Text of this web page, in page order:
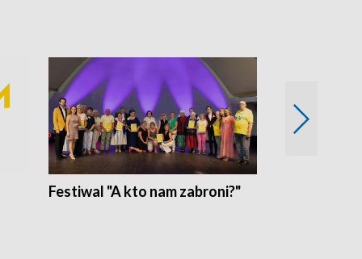
Festiwal "A kto nam zabroni?"